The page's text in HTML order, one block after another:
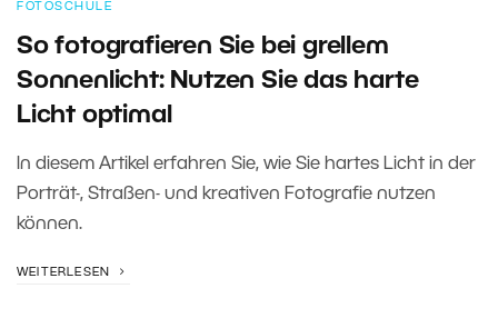
FOTOSCHULE
So fotografieren Sie bei grellem
Sonnenlicht: Nutzen Sie das harte
Licht optimal
In diesem Artikel erfahren Sie, wie Sie hartes Licht in der
Porträt-, Straßen- und kreativen Fotografie nutzen
können.
WEITERLESEN